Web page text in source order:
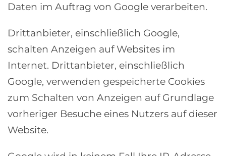
Daten im Auftrag von Google verarbeiten.
Drittanbieter, einschließlich Google,
schalten Anzeigen auf Websites im
Internet. Drittanbieter, einschließlich
Google, verwenden gespeicherte Cookies
zum Schalten von Anzeigen auf Grundlage
vorheriger Besuche eines Nutzers auf dieser
Website.